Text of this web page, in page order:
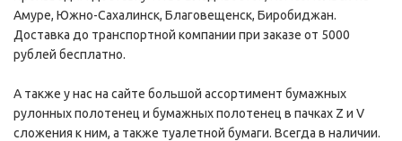
Амуре, Южно-Сахалинск, Благовещенск, Биробиджан.
Доставка до транспортной компании при заказе от 5000
рублей бесплатно.
А также у нас на сайте большой ассортимент бумажных
рулонных полотенец и бумажных полотенец в пачках Z и V
сложения к ним, а также туалетной бумаги. Всегда в наличии.